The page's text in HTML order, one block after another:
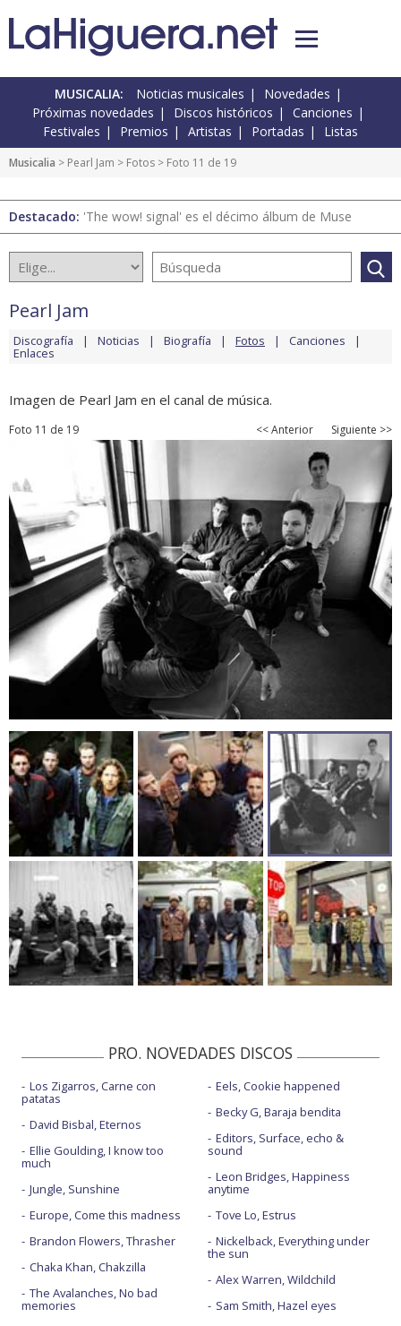
MUSICALIA: Noticias musicales
Novedades
Próximas novedades
Discos históricos
Canciones
Festivales
Premios Artistas Portadas Listas
Musicalia > Pearl Jam > Fotos > Foto 11 de 19
Destacado: 'The wow! signal' es el décimo álbum de Muse
Pearl Jam
Discografía Noticias Biografía Fotos Canciones
Enlaces
Imagen de Pearl Jam en el canal de música.
Foto 11 de 19 << Anterior Siguiente >>
PRO. NOVEDADES DISCOS
Los Zigarros, Carne con
patatas
David Bisbal, Eternos
Ellie Goulding, I know too
much
Jungle, Sunshine
Europe, Come this madness
Brandon Flowers, Thrasher
Chaka Khan, Chakzilla
The Avalanches, No bad
memories
Eels, Cookie happened
Becky G, Baraja bendita
Editors, Surface, echo &
sound
Leon Bridges, Happiness
anytime
Tove Lo, Estrus
Nickelback, Everything under
the sun
Alex Warren, Wildchild
Sam Smith, Hazel eyes